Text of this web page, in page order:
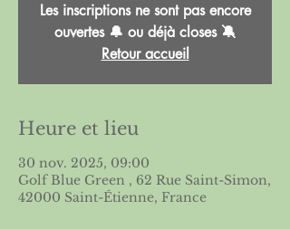
Les inscriptions ne sont pas encore
ouvertes 🔔 ou déjà closes 🔕
Retour accueil
Heure et lieu
30 nov. 2025, 09:00
Golf Blue Green , 62 Rue Saint-Simon,
42000 Saint-Étienne, France